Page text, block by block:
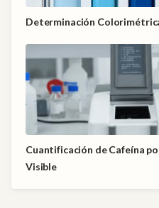
Determinación
Cuantificación de Cafeína
Visible